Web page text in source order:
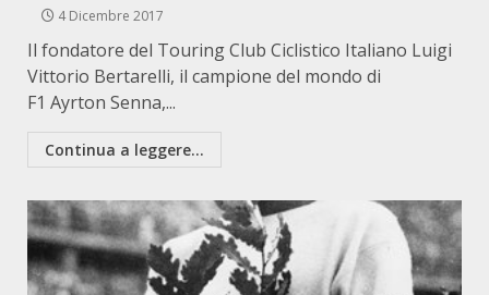
4 Dicembre 2017
Il fondatore del Touring Club Ciclistico Italiano Luigi
Vittorio Bertarelli, il campione del mondo di
F1 Ayrton Senna,...
Continua a leggere...